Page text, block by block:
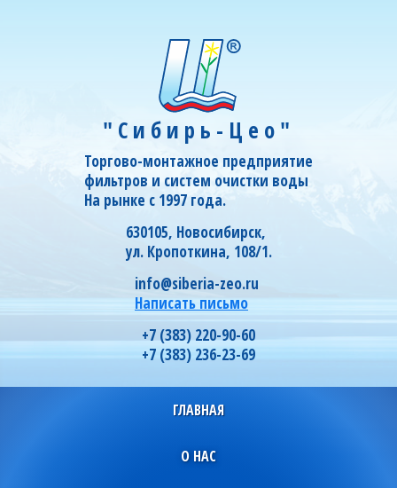
"Сибирь-Цео"
Торгово-монтажное предприятие
фильтров и систем очистки воды
На рынке с 1997 года.
630105, Новосибирск,
ул. Кропоткина, 108/1.
info@siberia-zeo.ru
Написать письмо
+7 (383) 220-90-60
+7 (383) 236-23-69
ГЛАВНАЯ
О НАС